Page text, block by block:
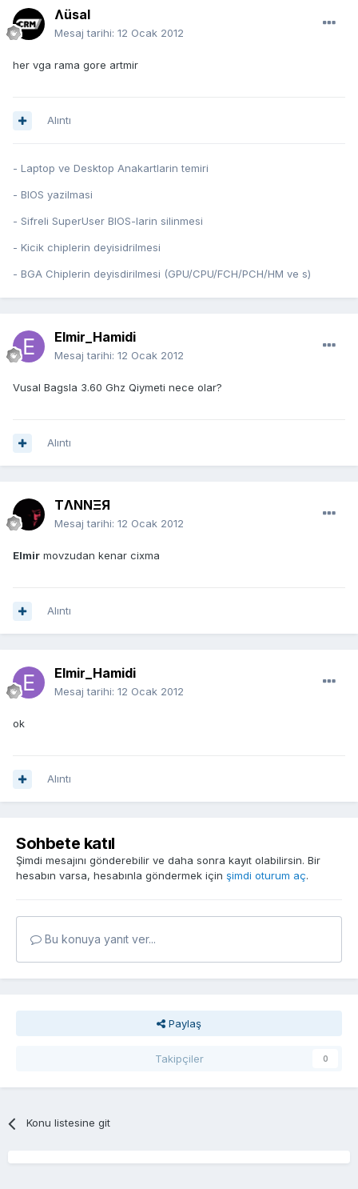
Ʌüsal
Mesaj tarihi: 12 Ocak 2012
her vga rama gore artmir
Alıntı
- Laptop ve Desktop Anakartlarin temiri
- BIOS yazilmasi
- Sifreli SuperUser BIOS-larin silinmesi
- Kicik chiplerin deyisidrilmesi
- BGA Chiplerin deyisdirilmesi (GPU/CPU/FCH/PCH/HM ve s)
Elmir_Hamidi
Mesaj tarihi: 12 Ocak 2012
Vusal Bagsla 3.60 Ghz Qiymeti nece olar?
Alıntı
TΛNNΞЯ
Mesaj tarihi: 12 Ocak 2012
Elmir movzudan kenar cixma
Alıntı
Elmir_Hamidi
Mesaj tarihi: 12 Ocak 2012
ok
Alıntı
Sohbete katıl
Şimdi mesajını gönderebilir ve daha sonra kayıt olabilirsin. Bir
hesabın varsa, hesabınla göndermek için şimdi oturum aç.
Bu konuya yanıt ver...
Paylaş
Takipçiler 0
Konu listesine git